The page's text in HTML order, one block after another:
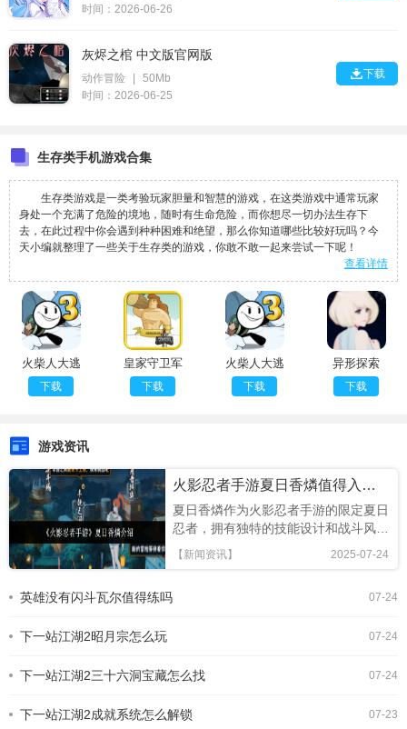
时间：2026-06-26
灰烬之棺 中文版官网版
动作冒险
50Mb
时间：2026-06-25
下载
生存类手机游戏合集
生存类游戏是一类考验玩家胆量和智慧的游戏，在这类游戏中通常玩家
身处一个充满了危险的境地，随时有生命危险，而你想尽一切办法生存下
去，在此过程中你会遇到种种困难和绝望，那么你知道哪些比较好玩吗？今
天小编就整理了一些关于生存类的游戏，你敢不敢一起来尝试一下呢！
查看详情
火柴人大逃
亡3手机版
下载
皇家守卫军
3起源
下载
火柴人大逃
亡安卓版
下载
异形探索
v1.13安卓
汉化
下载
游戏资讯
火影忍者手游夏日香燐值得入手吗
夏日香燐作为火影忍者手游的限定夏日
忍者，拥有独特的技能设计和战斗风
格，本文将从技能解析、连招技巧及竞
技场表现全面评估，助你判断是否值得
基础攻击方面，夏日香燐的普攻为五段
主，具备良好的起手能力，第三段下劈
段持续输出中，锁链从地面穿出进行终
中效果。需要注意的是，最后一段
2025-07-24
【新闻资讯】
07-24
英雄没有闪斗瓦尔值得练吗
07-24
下一站江湖2昭月宗怎么玩
07-24
下一站江湖2三十六洞宝藏怎么找
07-23
下一站江湖2成就系统怎么解锁